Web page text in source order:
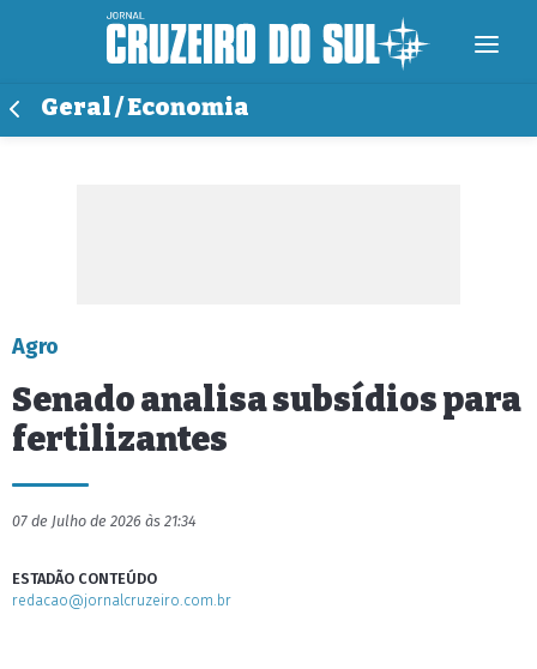
Geral / Economia
Agro
Senado analisa subsídios para
fertilizantes
07 de Julho de 2026 às 21:34
ESTADÃO CONTEÚDO
redacao@jornalcruzeiro.com.br